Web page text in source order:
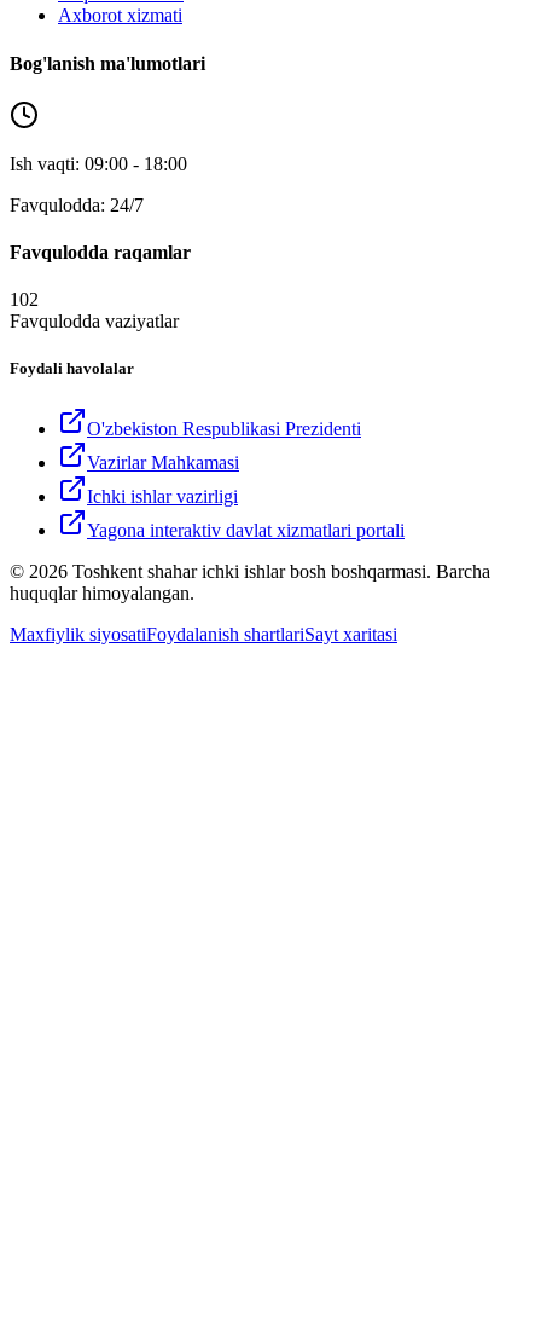
Axborot xizmati
Bog'lanish ma'lumotlari
Ish vaqti: 09:00 - 18:00
Favqulodda: 24/7
Favqulodda raqamlar
102
Favqulodda vaziyatlar
Foydali havolalar
O'zbekiston Respublikasi Prezidenti
Vazirlar Mahkamasi
Ichki ishlar vazirligi
Yagona interaktiv davlat xizmatlari portali
© 2026 Toshkent shahar ichki ishlar bosh boshqarmasi. Barcha
huquqlar himoyalangan.
Maxfiylik siyosatiFoydalanish shartlariSayt xaritasi